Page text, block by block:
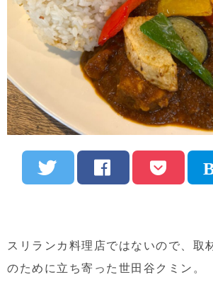
スリランカ料理店ではないので、取
のために立ち寄った世田谷クミン。